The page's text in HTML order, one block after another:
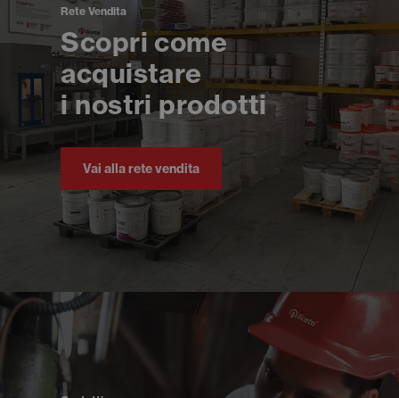
Rete Vendita
Scopri come
acquistare
i nostri prodotti
Vai alla rete vendita